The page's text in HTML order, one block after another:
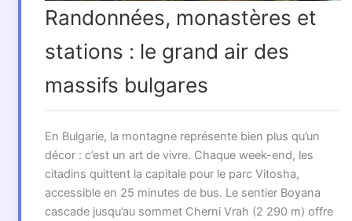
Randonnées, monastères et
stations : le grand air des
massifs bulgares
En Bulgarie, la montagne représente bien plus qu’un
décor : c’est un art de vivre. Chaque week-end, les
citadins quittent la capitale pour le parc Vitosha,
accessible en 25 minutes de bus. Le sentier Boyana
cascade jusqu’au sommet Cherni Vrah (2 290 m) offre